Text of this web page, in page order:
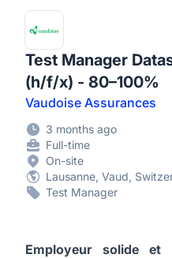
Test Manager
(h/f/x) - 80–100%
Vaudoise Assurances
3 months ago
Full-time
On-site
Lausanne, Vaud,
Test Manager
Employeur solide et